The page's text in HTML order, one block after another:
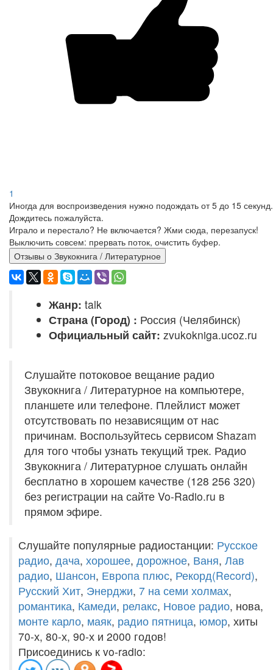
1
Иногда для воспроизведения нужно подождать от 5 до 15 секунд.
Дождитесь пожалуйста.
Играло и перестало? Не включается? Жми сюда, перезапуск!
Выключить совсем: прервать поток, очистить буфер.
Отзывы о Звукокнига / Литературное
Жанр: talk
Страна (Город) : Россия (Челябинск)
Официальный сайт: zvukokniga.ucoz.ru
Слушайте потоковое вещание радио
Звукокнига / Литературное на компьютере,
планшете или телефоне. Плейлист может
отсутствовать по независящим от нас
причинам. Воспользуйтесь сервисом Shazam
для того чтобы узнать текущий трек. Радио
Звукокнига / Литературное слушать онлайн
бесплатно в хорошем качестве (128 256 320)
без регистрации на сайте Vo-Radio.ru в
прямом эфире.
Слушайте популярные радиостанции: Русское
радио, дача, хорошее, дорожное, Ваня, Лав
радио, Шансон, Европа плюс, Рекорд(Record),
Русский Хит, Энерджи, 7 на семи холмах,
романтика, Камеди, релакс, Новое радио, нова,
монте карло, маяк, радио пятница, юмор, хиты
70-х, 80-х, 90-х и 2000 годов!
Присоединись к vo-radio: